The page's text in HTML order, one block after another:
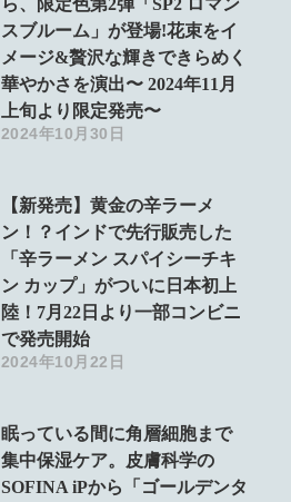
スブルーム」が登場!花束をイ
メージ&贅沢な輝きできらめく
華やかさを演出〜 2024年11月
上旬より限定発売〜
2024年10月30日
【新発売】黄金の辛ラーメ
ン！？インドで先行販売した
「辛ラーメン スパイシーチキ
ン カップ」がついに日本初上
陸！7月22日より一部コンビニ
で発売開始
2024年10月22日
眠っている間に角層細胞まで
集中保湿ケア。皮膚科学の
SOFINA iPから「ゴールデンタ